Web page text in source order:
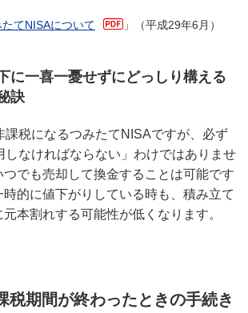
てNISAについて 」（平成29年6月）
に一喜一憂せずにどっしり構える
訣
課税になるつみたてNISAですが、必ず
しなければならない」わけではありませ
つでも売却して換金することは可能です
的に値下がりしている時も、積み立て
本割れする可能性が低くなります。
税期間が終わったときの手続き